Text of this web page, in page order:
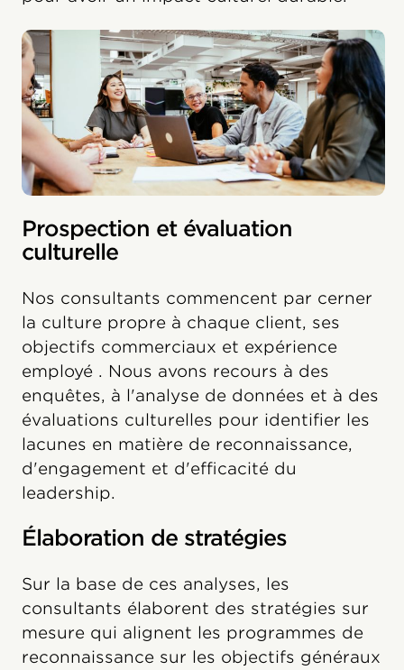
Prospection et évaluation
culturelle
Nos consultants commencent par cerner
la culture propre à chaque client, ses
objectifs commerciaux et expérience
employé . Nous avons recours à des
enquêtes, à l'analyse de données et à des
évaluations culturelles pour identifier les
lacunes en matière de reconnaissance,
d'engagement et d'efficacité du
leadership.
Élaboration de stratégies
Sur la base de ces analyses, les
consultants élaborent des stratégies sur
mesure qui alignent les programmes de
reconnaissance sur les objectifs généraux